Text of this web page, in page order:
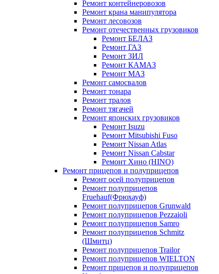
Ремонт контейнеровозов
Ремонт крана манипулятора
Ремонт лесовозов
Ремонт отечественных грузовиков
Ремонт БЕЛАЗ
Ремонт ГАЗ
Ремонт ЗИЛ
Ремонт КАМАЗ
Ремонт МАЗ
Ремонт самосвалов
Ремонт тонара
Ремонт тралов
Ремонт тягачей
Ремонт японских грузовиков
Ремонт Isuzu
Ремонт Mitsubishi Fuso
Ремонт Nissan Atlas
Ремонт Nissan Cabstar
Ремонт Хино (HINO)
Ремонт прицепов и полуприцепов
Ремонт осей полуприцепов
Ремонт полуприцепов
Fruehauf(Фрюхауф)
Ремонт полуприцепов Grunwald
Ремонт полуприцепов Pezzaioli
Ремонт полуприцепов Samro
Ремонт полуприцепов Schmitz
(Шмитц)
Ремонт полуприцепов Trailor
Ремонт полуприцепов WIELTON
Ремонт прицепов и полуприцепов